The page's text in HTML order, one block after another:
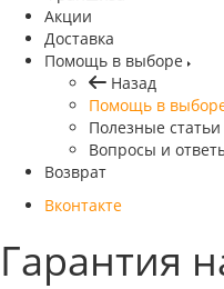
Акции
Доставка
Помощь в выборе
Назад
Помощь в
Полезные статьи
Вопросы и
Возврат
Вконтакте
Гарантия